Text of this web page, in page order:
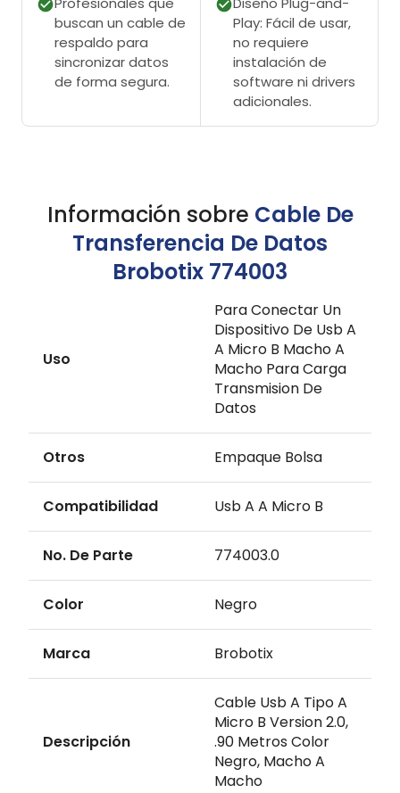
buscan un cable de
respaldo para
sincronizar datos
de forma segura.
Play: Fácil de usar,
no requiere
instalación de
software ni drivers
adicionales.
Información sobre Cable De
Transferencia De Datos
Brobotix 774003
Uso
Para Conectar Un
Dispositivo De Usb A
A Micro B Macho A
Macho Para Carga
Transmision De
Datos
Otros Empaque Bolsa
Compatibilidad Usb A A Micro B
No. De Parte 774003.0
Color Negro
Marca Brobotix
Descripción
Cable Usb A Tipo A
Micro B Version 2.0,
.90 Metros Color
Negro, Macho A
Macho